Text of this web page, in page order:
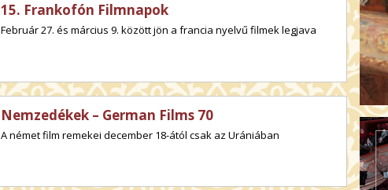
15. Frankofón Filmnapok
Február 27. és március 9. között jön a francia nyelvű filmek legjava
Nemzedékek – German Films 70
A német film remekei december 18-ától csak az Urániában